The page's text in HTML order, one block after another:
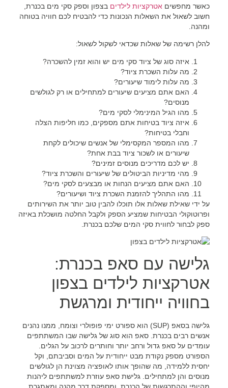
כאשר מחפשים אטרקציות לילדים בצפון וספק סקי מים בכנרת,
חשוב לשאול את השאלות הנכונות כדי להבטיח לכם חוויה בטוחה
ומהנה.
להלן רשימה של שאלות שכדאי לשקול לשאול:
איזה סוג של ציוד סקי מים יש והוא זמין להשכרה?
מה עלות השכרת ציוד?
מה עלות לימוד שיעורים?
האם אתם מציעים שיעורים למתחילים או רק לגולשים
מנוסים?
מהו הגיל המינימלי לסקי מים?
איזה ציוד בטיחות אתם מספקים, כמו חליפות הצלה
וחבלי בטיחות?
מהו המספר המקסימלי של אנשים שיכולים לקחת
שיעורים או לשכור ציוד בבת אחת?
יש לכם מדריכים מנוסים זמינים?
מהי מדיניות הביטולים של שיעורים והשכרת ציוד?
האם אתם מציעים הנחות או מבצעים לסקי מים?
מהו התהליך להזמנת השכרת ציוד ושיעורים?
על ידי שאילת שאלות אלו תוכלו להבין טוב יותר את השירותים
ופרוטוקולי הבטיחות שמציע הספק ולקבל החלטה מושכלת באיזה
ספק לבחור לחווית סקי המים שלכם בכנרת.
גלישה עם סאפ בכנרת:
אטרקציות לילדים בצפון
בחוויה ייחודית ומרגשת
גלישה בסאפ (SUP) הוא ספורט ימי פופולרי וצומח, ממנו נהנים
אנשים רבים בכנרת. סאפ הוא סוג של גלישה שבו המשתתפים
עומדים על סאפ גדול ורחב יותר וחותרים לרכוב על הגלים.
הספורט מספק נקודת מבט ייחודית על המים וסביבתם, וקל
יחסית ללמידה, מה שהופך אותו לאופציה מצוינת הן לגולשים
מנוסים והן למתחילים. גלישת סאפ עוזרת למשתתפים ליהנות
מהיופי וההתרגשות של הכנרת, ומספקת דרך מהנה ומאתגרת